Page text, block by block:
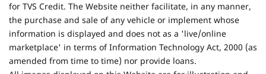
for TVS Credit. The Website neither facilitate, in any manner,
the purchase and sale of any vehicle or implement whose
information is displayed and does not as a 'live/online
marketplace' in terms of Information Technology Act, 2000 (as
amended from time to time) nor provide loans.